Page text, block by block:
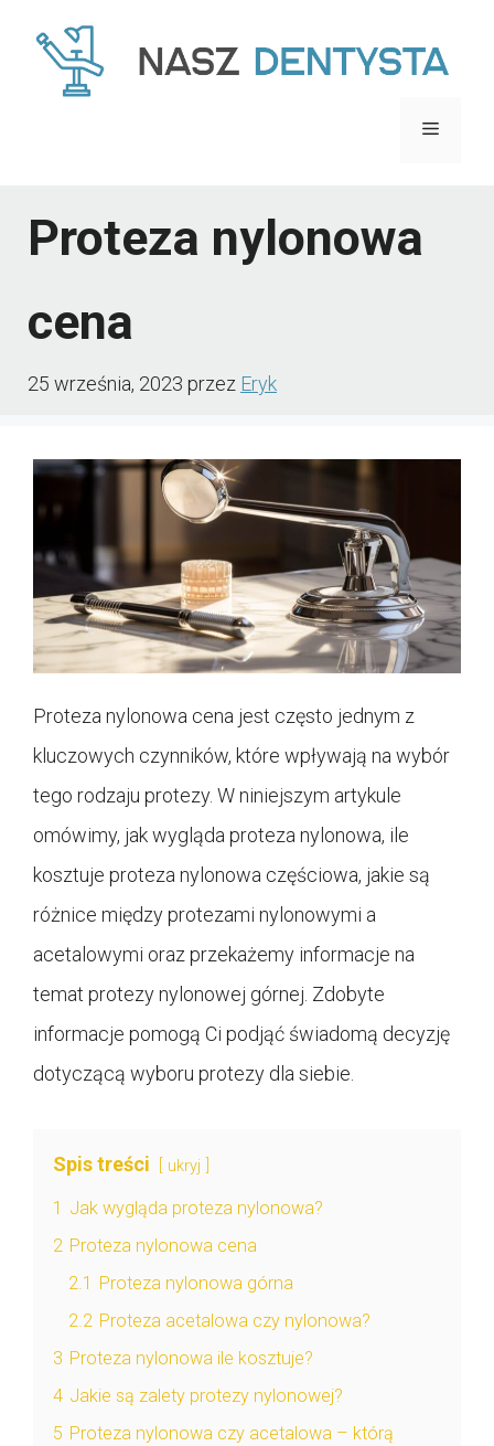
Menu
Proteza nylonowa
cena
25 września, 2023 przez Eryk
Proteza nylonowa cena jest często jednym z
kluczowych czynników, które wpływają na wybór
tego rodzaju protezy. W niniejszym artykule
omówimy, jak wygląda proteza nylonowa, ile
kosztuje proteza nylonowa częściowa, jakie są
różnice między protezami nylonowymi a
acetalowymi oraz przekażemy informacje na
temat protezy nylonowej górnej. Zdobyte
informacje pomogą Ci podjąć świadomą decyzję
dotyczącą wyboru protezy dla siebie.
Spis treści ukryj
1 Jak wygląda proteza nylonowa?
2 Proteza nylonowa cena
2.1 Proteza nylonowa górna
2.2 Proteza acetalowa czy nylonowa?
3 Proteza nylonowa ile kosztuje?
4 Jakie są zalety protezy nylonowej?
5 Proteza nylonowa czy acetalowa – którą